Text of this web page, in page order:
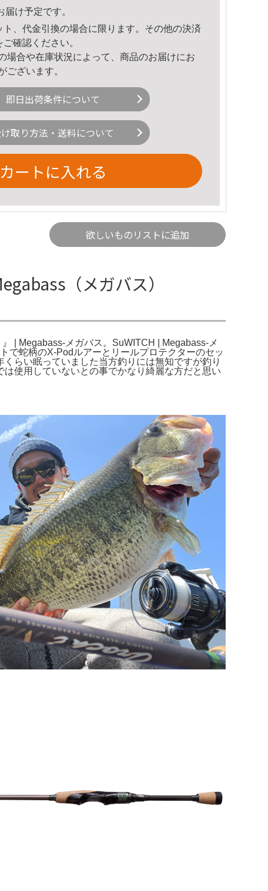
け予定です。
、代金引換の場合に限ります。その他の決済
ご確認ください。
場合や在庫状況によって、商品のお届けにお
ございます。
即日出荷条件について
取り方法・送料について
カートに入れる
欲しいものリストに追加
（メガバス）
| Megabass-メガバス。SuWITCH | Megabass-メ
で蛇柄のX-Podルアーとリールプロテクターのセッ
らい眠っていました当方釣りには無知ですが釣り
使用していないとの事でかなり綺麗な方だと思い